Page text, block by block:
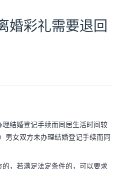
婚彩礼需要退回
结婚登记手续而同居生活时间较
男女双方未办理结婚登记手续而同
，若满足法定条件的，可以要求